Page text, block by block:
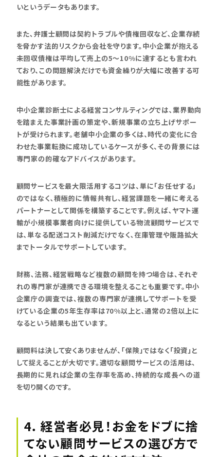
いというデータもあります。
また、弁護士顧問は契約トラブルや債権回収など、企業存続
を脅かす法的リスクから会社を守ります。中小企業が抱える
未回収債権は平均して売上の5〜10%に達するとも言われ
ており、この問題解決だけでも資金繰りが大幅に改善する可
能性があります。
中小企業診断士による経営コンサルティングでは、業界動向
を踏まえた事業計画の策定や、新規事業の立ち上げサポー
トが受けられます。老舗中小企業の多くは、時代の変化に合
わせた事業転換に成功しているケースが多く、その背景には
専門家の的確なアドバイスがあります。
顧問サービスを最大限活用するコツは、単に「お任せする」
のではなく、積極的に情報共有し、経営課題を一緒に考える
パートナーとして関係を構築することです。例えば、ヤマト運
輸が小規模事業者向けに提供している物流顧問サービスで
は、単なる配送コスト削減だけでなく、在庫管理や販路拡大
までトータルでサポートしています。
財務、法務、経営戦略など複数の顧問を持つ場合は、それぞ
れの専門家が連携できる環境を整えることも重要です。中小
企業庁の調査では、複数の専門家が連携してサポートを受
けている企業の5年生存率は70%以上と、通常の2倍以上に
なるという結果も出ています。
顧問料は決して安くありませんが、「保険」ではなく「投資」と
して捉えることが大切です。適切な顧問サービスの活用は、
長期的に見れば企業の生存率を高め、持続的な成長への道
を切り開くのです。
4. 経営者必見！お金をドブに捨
てない顧問サービスの選び方で